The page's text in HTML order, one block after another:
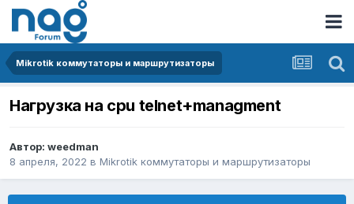
Mikrotik коммутаторы и маршрутизаторы
Нагрузка на cpu telnet+managment
Автор: weedman
8 апреля, 2022 в Mikrotik коммутаторы и маршрутизаторы